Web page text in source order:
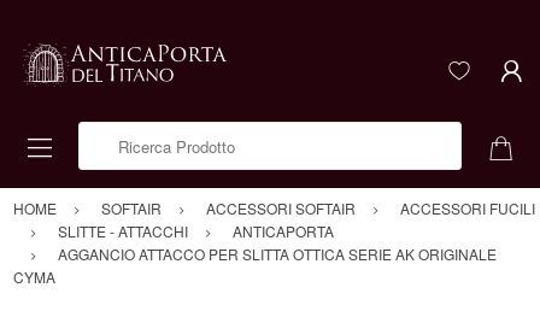
HOME SOFTAIR ACCESSORI SOFTAIR
ACCESSORI FUCILI
SLITTE - ATTACCHI
ANTICAPORTA
AGGANCIO ATTACCO PER SLITTA OTTICA SERIE AK ORIGINALE
CYMA